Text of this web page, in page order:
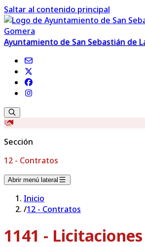
Saltar al contenido principal
Ayuntamiento de San Sebastián de
Sección
12 - Contratos
Abrir menú lateral
Inicio
/12 - Contratos
1141 -